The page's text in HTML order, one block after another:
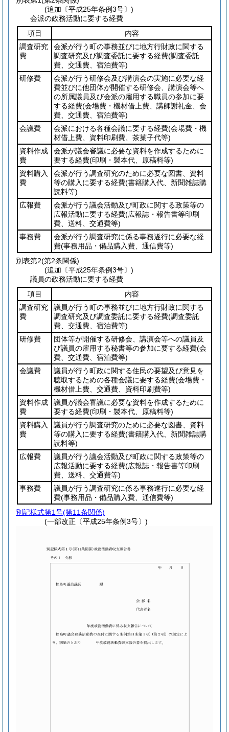
(追加〔平成25年条例3号〕)
会派の政務活動に要する経費
項目
内容
調査研究
費
会派が行う町の事務並びに地方行財政に関する
調査研究及び調査委託に要する経費(調査委託
費、交通費、宿泊費等)
研修費
会派が行う研修会及び講演会の実施に必要な経
費並びに他団体が開催する研修会、講演会等へ
の所属議員及び会派の雇用する職員の参加に要
する経費(会場費・機材借上費、講師謝礼金、会
費、交通費、宿泊費等)
会議費
会派における各種会議に要する経費(会場費・機
材借上費、資料印刷費、茶菓子代等)
資料作成
費
会派が議会審議に必要な資料を作成するために
要する経費(印刷・製本代、原稿料等)
資料購入
費
会派が行う調査研究のために必要な図書、資料
等の購入に要する経費(書籍購入代、新聞雑誌購
読料等)
広報費
会派が行う議会活動及び町政に関する政策等の
広報活動に要する経費(広報誌・報告書等印刷
費、送料、交通費等)
事務費
会派が行う調査研究に係る事務遂行に必要な経
費(事務用品・備品購入費、通信費等)
別表第2(第2条関係)
(追加〔平成25年条例3号〕)
議員の政務活動に要する経費
項目
内容
調査研究
費
議員が行う町の事務並びに地方行財政に関する
調査研究及び調査委託に要する経費(調査委託
費、交通費、宿泊費等)
研修費
団体等が開催する研修会、講演会等への議員及
び議員の雇用する秘書等の参加に要する経費(会
費、交通費、宿泊費等)
会議費
議員が行う町政に関する住民の要望及び意見を
聴取するための各種会議に要する経費(会場費・
機材借上費、交通費、資料印刷費等)
資料作成
費
議員が議会審議に必要な資料を作成するために
要する経費(印刷・製本代、原稿料等)
資料購入
費
議員が行う調査研究のために必要な図書、資料
等の購入に要する経費(書籍購入代、新聞雑誌購
読料等)
広報費
議員が行う議会活動及び町政に関する政策等の
広報活動に要する経費(広報誌・報告書等印刷
費、送料、交通費等)
事務費
議員が行う調査研究に係る事務遂行に必要な経
費(事務用品・備品購入費、通信費等)
別記様式第1号(第11条関係)
(一部改正〔平成25年条例3号〕)